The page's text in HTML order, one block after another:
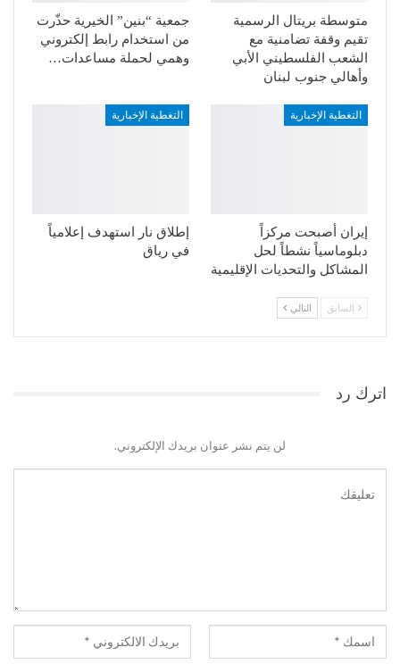
متوسطة بريتال الرسمية
تقيم وقفة تضامنية مع
الشعب الفلسطيني الأبي
وأهالي جنوب لبنان
جمعية “بنين” الخيرية حذّرت
من استخدام رابط إلكتروني
وهمي لحملة مساعدات…
التغطية الإخبارية
إيران أصبحت مركزاً
دبلوماسياً نشطاً لحل
المشاكل والتحديات الإقليمية
التغطية الإخبارية
إطلاق نار استهدف إعلامياً
في رياق
السابق التالي
اترك رد
لن يتم نشر عنوان بريدك الإلكتروني.